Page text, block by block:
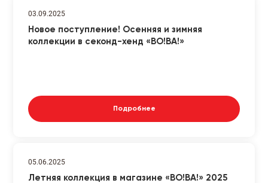
03.09.2025
Новое поступление! Осенняя и зимняя
коллекции в секонд-хенд «ВО!ВА!»
Подробнее
05.06.2025
Летняя коллекция в магазине «ВО!ВА!» 2025